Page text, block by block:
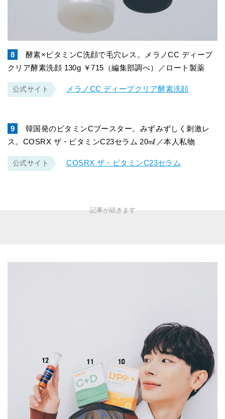
8
酵素×ビタミンC洗顔で毛穴レス。メラノCC ディープ
クリア酵素洗顔 130g ￥715（編集部調べ）／ロート製薬
公式サイト メラノCC ディープクリア酵素洗顔
9
韓国発のビタミンCブースター。みずみずしく刺激レ
ス。COSRX ザ・ビタミンC23セラム 20㎖／本人私物
公式サイト COSRX ザ・ビタミンC23セラム